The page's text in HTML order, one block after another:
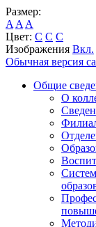
Размер:
A A A
Цвет: C C C
Изображения Вкл.
Обычная версия
Общие
О